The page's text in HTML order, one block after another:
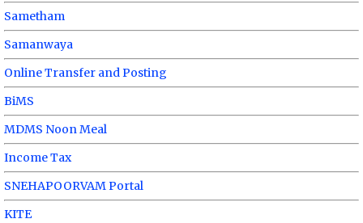
Sametham
Samanwaya
Online Transfer and Posting
BiMS
MDMS Noon Meal
Income Tax
SNEHAPOORVAM Portal
KITE